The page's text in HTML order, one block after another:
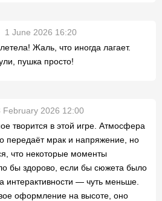
1 June 2026 16:20
Жаль, что иногда лагает.
пушка просто!
February 2026 12:00
творится в этой игре. Атмосфера
передаёт мрак и напряжение, но
что некоторые моменты
бы здорово, если бы сюжета было
интерактивности — чуть меньше.
оформление на высоте, оно